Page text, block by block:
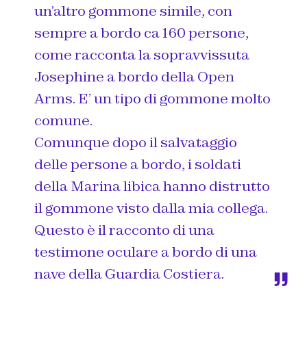
un’altro gommone simile, con
sempre a bordo ca 160 persone,
come racconta la sopravvissuta
Josephine a bordo della Open
Arms. E’ un tipo di gommone molto
comune.
Comunque dopo il salvataggio
delle persone a bordo, i soldati
della Marina libica hanno distrutto
il gommone visto dalla mia collega.
Questo è il racconto di una
testimone oculare a bordo di una
nave della Guardia Costiera.